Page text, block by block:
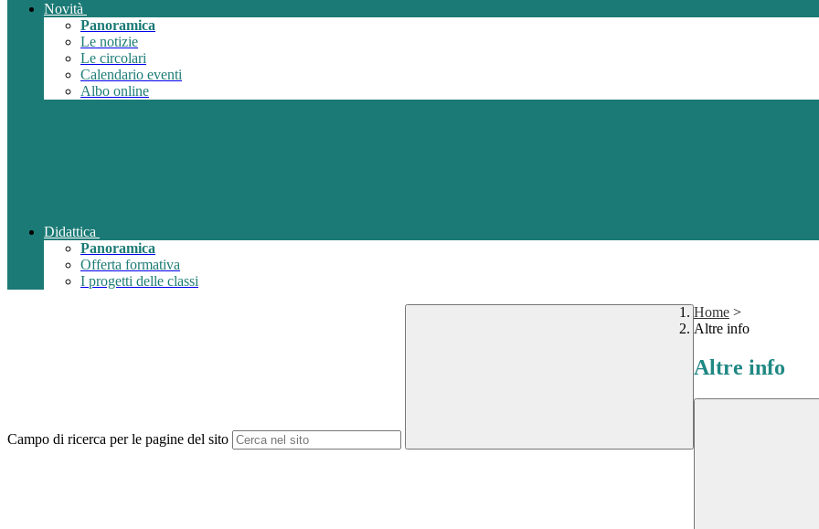
Novità
Panoramica
Le notizie
Le circolari
Calendario eventi
Albo online
Didattica
Panoramica
Offerta formativa
I progetti delle classi
Campo di ricerca per le pagine del sito
Home >
Altre info
Altre info